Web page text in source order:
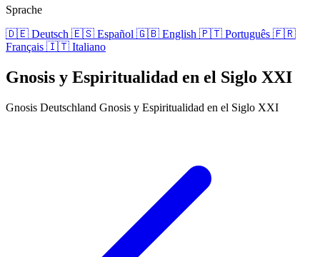
Sprache
🇩🇪 Deutsch 🇪🇸 Español 🇬🇧 English 🇵🇹 Português 🇫🇷
Français 🇮🇹 Italiano
Gnosis y Espiritualidad en el Siglo XXI
Gnosis Deutschland Gnosis y Espiritualidad en el Siglo XXI